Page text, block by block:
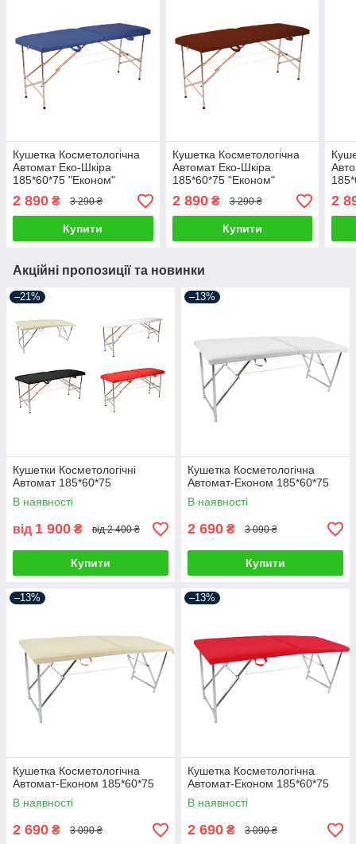
Кушетка Косметологічна
Автомат Еко-Шкіра
185*60*75 "Економ"
2 890 ₴ 3 290 ₴
Купити
Кушетка Косметологічна
Автомат Еко-Шкіра
185*60*75 "Економ"
2 890₴ 3 290 ₴
Купити
2
Акційні пропозиції та новинки
–21%
Кушетки Косметологічні
Автомат 185*60*75
В наявності
від 1 900 ₴ від 2 400 ₴
Купити
–13%
Кушетка Косметологічна
Автомат-Економ 185*60*75
В наявності
2 690 ₴ 3 090 ₴
Купити
–13%
Кушетка Косметологічна
Автомат-Економ 185*60*75
В наявності
2 690 ₴ 3 090 ₴
–13%
Кушетка Косметологічна
Автомат-Економ 185*60*75
В наявності
2 690 ₴ 3 090 ₴